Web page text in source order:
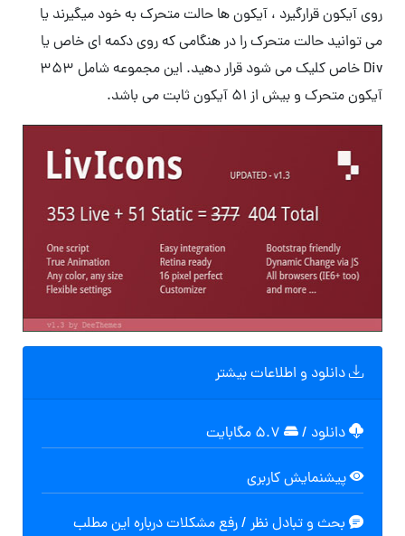
روی آیکون قرارگیرد ، آیکون ها حالت متحرک به خود میگیرند یا
می توانید حالت متحرک را در هنگامی که روی دکمه ای خاص یا
Div خاص کلیک می شود قرار دهید. این مجموعه شامل 353
آیکون متحرک و بیش از 51 آیکون ثابت می باشد.
دانلود و اطلاعات بیشتر
دانلود /
پیشنمایش کاربری
بحث و تبادل نظر / رفع مشکلات درباره این مطلب